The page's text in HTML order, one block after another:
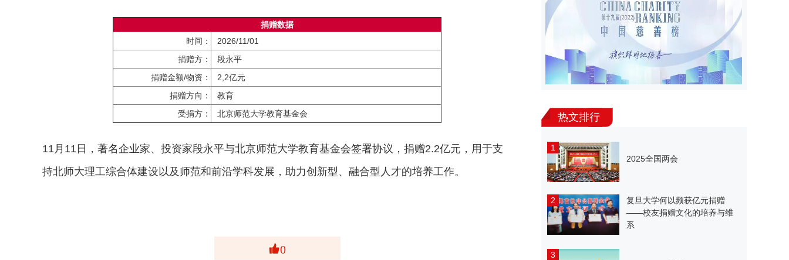
捐赠数据
时间：
2026/11/01
捐赠方：
段永平
捐赠金额/物资：
2,2亿元
捐赠方向：
教育
受捐方：
北京师范大学教育基金会
11月11日，著名企业家、投资家段永平与北京师范大学教育基金会签署协议，捐赠2.2亿元，用于支
持北师大理工综合体建设以及师范和前沿学科发展，助力创新型、融合型人才的培养工作。
0
热文排行
1
2025全国两会
2
复旦大学何以频获亿元捐赠
——校友捐赠文化的培养与维
系
3